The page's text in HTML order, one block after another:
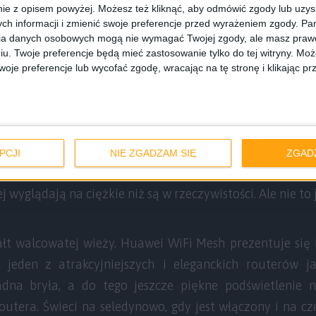
z opisem powyżej. Możesz też kliknąć, aby odmówić zgody lub
informacji i zmienić swoje preferencje przed wyrażeniem zgody.
danych osobowych mogą nie wymagać Twojej zgody, ale masz
Twoje preferencje będą mieć zastosowanie tylko do tej witryny.
preferencje lub wycofać zgodę, wracając na tę stronę i klikając
NIE ZGADZAM SIĘ
Huawei WiFi Mesh
urządzeń spodziewałem się, że będzie to coś
rozmiarów. Po otworzeniu tylko się w tym
różnią się tylko numerem seryjnym. To w zasadzie od
do którego podłączymy WAN), a które tymi
że każdy z nich waży 580 gramów i ma około 21
wyglądają na ciężkie niż są w rzeczywistości. Ale nie
walcowatej wieży. Huawei WiFi Mesh prezentuje
jeden z atrakcyjniejszych i eleganckich routerów
bryła, a do tego jeszcze piękne
Świeci na seledynowo, gdy jest włączony i na